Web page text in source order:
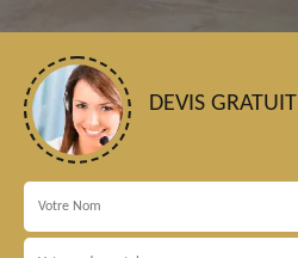
DEVIS GRATUIT